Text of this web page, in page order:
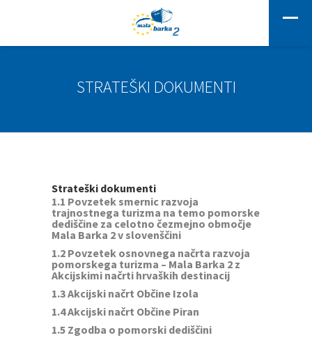
STRATEŠKI DOKUMENTI
Strateški dokumenti
1.1 Povzetek smernic razvoja
trajnostnega turizma na temo pomorske
dediščine za celotno čezmejno območje
Mala Barka 2 v slovenščini
1.2 Povzetek osnovnega načrta razvoja
pomorskega turizma – Mala Barka 2 z
Akcijskimi načrti hrvaških destinacij
1.3 Akcijski načrt Občine Izola
1.4 Akcijski načrt Občine Piran
1.5 Zgodba o pomorski dediščini